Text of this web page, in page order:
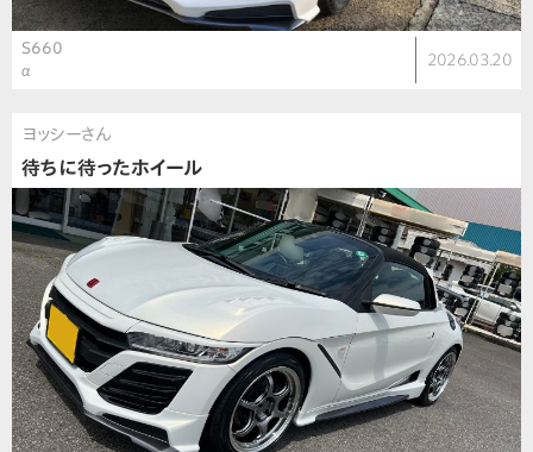
S660
α
2026.03.20
ヨッシーさん
待ちに待ったホイール